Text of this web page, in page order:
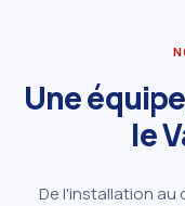
Une
le
De l'installation au